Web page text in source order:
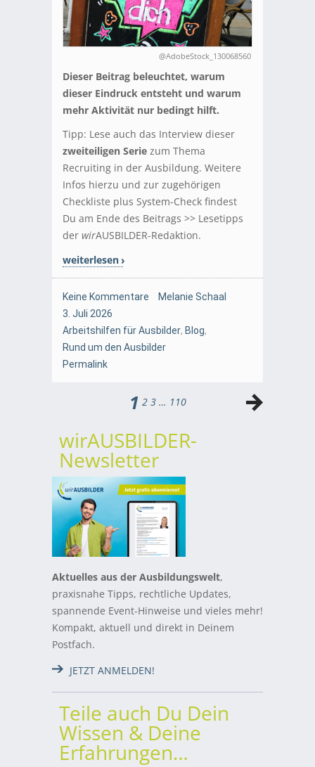
@AdobeStock_130068560
Dieser Beitrag beleuchtet, warum
dieser Eindruck entsteht und warum
mehr Aktivität nur bedingt hilft.
Tipp: Lese auch das Interview dieser
zweiteiligen Serie zum Thema
Recruiting in der Ausbildung. Weitere
Infos hierzu und zur zugehörigen
Checkliste plus System-Check findest
Du am Ende des Beitrags >> Lesetipps
der wirAUSBILDER-Redaktion.
weiterlesen
Keine Kommentare
Melanie Schaal
3. Juli 2026
Arbeitshilfen für Ausbilder, Blog,
Rund um den Ausbilder
Permalink
1 2 3 … 110
wirAUSBILDER-
Newsletter
Aktuelles aus der Ausbildungswelt,
praxisnahe Tipps, rechtliche Updates,
spannende Event-Hinweise und vieles mehr!
Kompakt, aktuell und direkt in Deinem
Postfach.
JETZT ANMELDEN!
Teile auch Du Dein
Wissen & Deine
Erfahrungen…